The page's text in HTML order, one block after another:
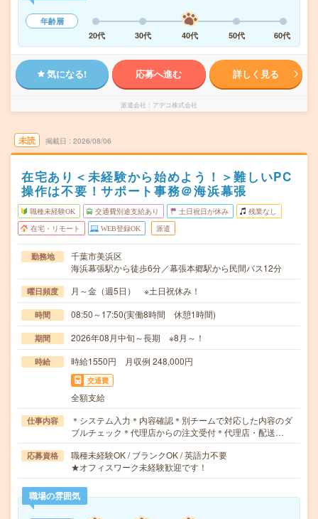
年齢層
20代
30代 40代 50代 60代
気になる! 応募へ進む 詳しく見る
派遣会社 アデコ株式会社
未読 掲載日 2026/08/06
在宅あり＜未経験から始めよう！＞難しいPC
操作は不要！サポート事務＠海浜幕張
職種未経験OK 交通費別途支給あり 土日祝日が休み 残業なし
在宅・リモート WEB登録OK 派遣
勤務地
千葉市美浜区
海浜幕張駅から徒歩6分／幕張本郷駅から民間バス12分
曜日頻度 月～金（週5日） ※土日祝休み！
時間 08:50～17:50(実働8時間 休憩1時間)
期間 2026年08月中旬～長期 ※8月～！
時給 時給1550円 月収例 248,000円
交通費
全額支給
仕事内容
＊システム入力＊内容確認＊別チームで対応した内容のダ
ブルチェック＊代理店からの注文受付＊代理店・配送…
応募資格
職種未経験OK / ブランクOK / 英語力不要
★オフィスワーク未経験歓迎です！
職場の雰囲気